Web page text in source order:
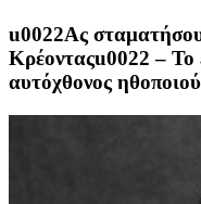
u0022Ας
Κρέονταςu0022 – Το
αυτόχθονος